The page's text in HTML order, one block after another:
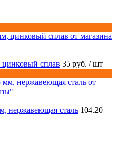
сплав 35 руб. / шт
нержавеющая сталь 104.20